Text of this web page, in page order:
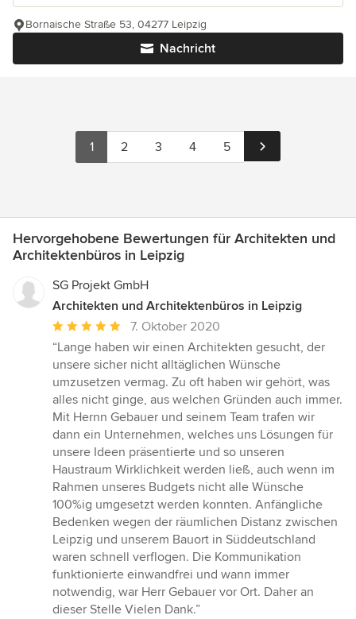
Nachricht
Bornaische Straße 53, 04277 Leipzig
1 2 3 4 5
Hervorgehobene Bewertungen für Architekten und
Architektenbüros in Leipzig
SG Projekt GmbH
Architekten und Architektenbüros in Leipzig
Durchschnittliche
Bewertung:
5
von
5
Sternen
7. Oktober 2020
“Lange haben wir einen Architekten gesucht, der
unsere sicher nicht alltäglichen Wünsche
umzusetzen vermag. Zu oft haben wir gehört, was
alles nicht ginge, aus welchen Gründen auch immer.
Mit Hernn Gebauer und seinem Team trafen wir
dann ein Unternehmen, welches uns Lösungen für
unsere Ideen präsentierte und so unseren
Haustraum Wirklichkeit werden ließ, auch wenn im
Rahmen unseres Budgets nicht alle Wünsche
100%ig umgesetzt werden konnten. Anfängliche
Bedenken wegen der räumlichen Distanz zwischen
Leipzig und unserem Bauort in Süddeutschland
waren schnell verflogen. Die Kommunikation
funktionierte einwandfrei und wann immer
notwendig, war Herr Gebauer vor Ort. Daher an
dieser Stelle Vielen Dank.”